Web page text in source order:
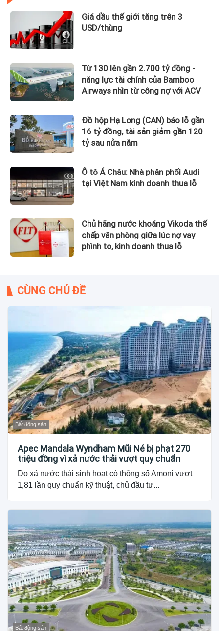
Giá dầu thế giới tăng trên 3
USD/thùng
Từ 130 lên gần 2.700 tỷ đồng -
năng lực tài chính của Bamboo
Airways nhìn từ công nợ với ACV
Đồ hộp Hạ Long (CAN) báo lỗ gần
16 tỷ đồng, tài sản giảm gần 120
tỷ sau nửa năm
Ô tô Á Châu: Nhà phân phối Audi
tại Việt Nam kinh doanh thua lỗ
Chủ hãng nước khoáng Vikoda thế
chấp văn phòng giữa lúc nợ vay
phình to, kinh doanh thua lỗ
CÙNG CHỦ ĐỀ
Bất động sản
Apec Mandala Wyndham Mũi Né bị phạt 270
triệu đồng vì xả nước thải vượt quy chuẩn
Do xả nước thải sinh hoạt có thông số Amoni vượt
1,81 lần quy chuẩn kỹ thuật, chủ đầu tư...
Bất động sản